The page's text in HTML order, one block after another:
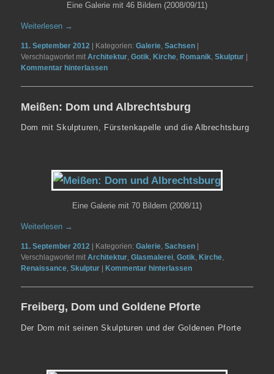
Eine Galerie mit 46 Bildern (2008/09/11)
Weiterlesen →
11. September 2012 Kategorien:Galerie,Sachsen
Verschlagwortet mit Architektur,Gotik, Kirche, Romanik,Skulptur
Kommentar hinterlassen
Meißen: Dom und Albrechtsburg
Dom mit Skulpturen, Fürstenkapelle und die Albrechtsburg
Eine Galerie mit 70 Bildern (2008/11)
Weiterlesen →
11. September 2012 | Kategorien:Galerie,Sachsen |
Verschlagwortet mit Architektur,Glasmalerei,Gotik,Kirche,
Renaissance,Skulptur |Kommentar hinterlassen
Freiberg, Dom und Goldene Pforte
Der Dom mit seinen Skulpturen und der Goldenen Pforte